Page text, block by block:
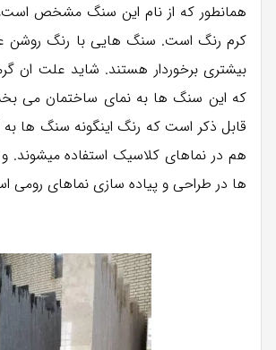
همانطور که از نام این سنگ مشخص
کرم رنگ است. سنگ هایی با رنگ روشن
بیشتری برخوردار هستند. شاید علت ان
که این سنگ ها به نمای ساختمان می
قابل ذکر است که رنگ اینگونه سنگ ها
هم در نماهای کلاسیک استفاده میشوند.
ها در طراحی و پیاده سازی نماهای رومی